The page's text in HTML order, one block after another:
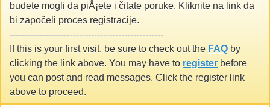
budete mogli da piÅ¡ete i čitate poruke. Kliknite na link da
bi započeli proces registracije.
---------------------------------------------------
If this is your first visit, be sure to check out the FAQ by
clicking the link above. You may have to register before
you can post and read messages. Click the register link
above to proceed.